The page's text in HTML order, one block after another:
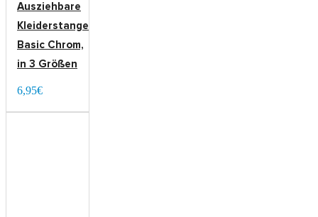
Ausziehbare
Kleiderstange
Basic Chrom,
in 3 Größen
6,95€